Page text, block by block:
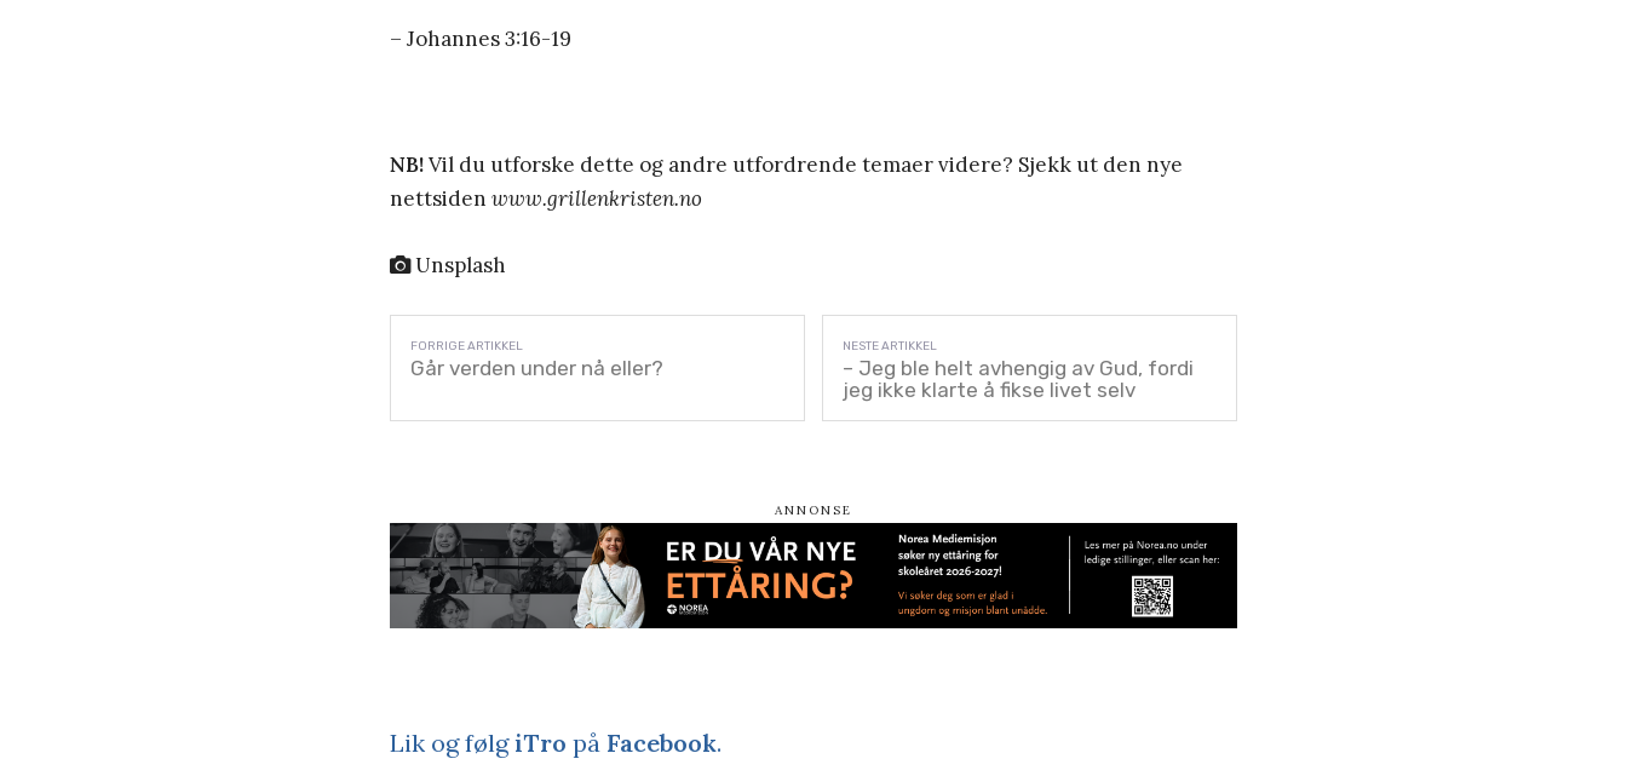
– Johannes 3:16-19
NB!Vil du utforske dette og andre utfordrende temaer videre? Sjekk ut den nye
nettsiden www.grillenkristen.no
Unsplash
Går verden under nå eller?
– Jeg ble helt avhengig av Gud, fordi
jeg ikke klarte å fikse livet selv
Lik og følgiTro på Facebook.